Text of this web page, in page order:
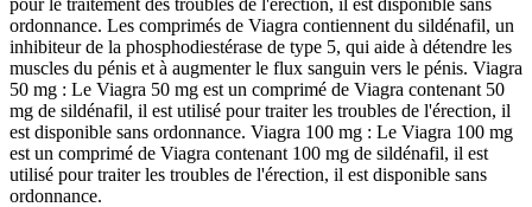
ordonnance. Les comprimés de Viagra contiennent du sildénafil, un
inhibiteur de la phosphodiestérase de type 5, qui aide à détendre les
muscles du pénis et à augmenter le flux sanguin vers le pénis. Viagra
50 mg : Le Viagra 50 mg est un comprimé de Viagra contenant 50
mg de sildénafil, il est utilisé pour traiter les troubles de l'érection, il
est disponible sans ordonnance. Viagra 100 mg : Le Viagra 100 mg
est un comprimé de Viagra contenant 100 mg de sildénafil, il est
utilisé pour traiter les troubles de l'érection, il est disponible sans
ordonnance.